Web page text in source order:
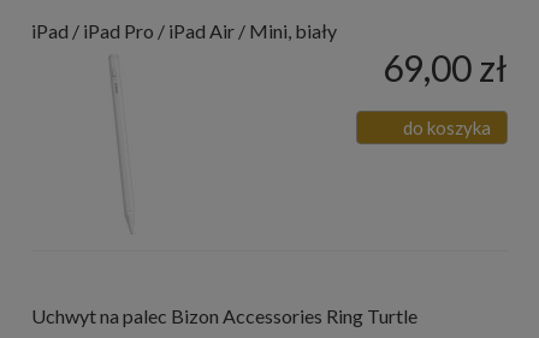
iPad / iPad Pro / iPad Air / Mini, biały
69,00 zł
do koszyka
Uchwyt na palec Bizon Accessories Ring Turtle